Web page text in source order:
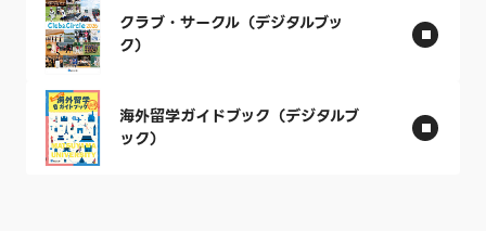
クラブ・サークル（デジタルブッ
ク）
海外留学ガイドブック（デジタルブ
ック）